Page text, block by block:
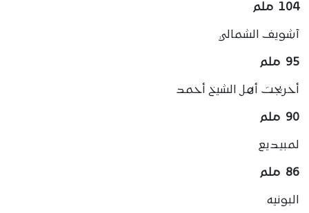
104 ملم
آشويف الشمالي
95 ملم
أحريجت أهل الشيخ أحمد
90 ملم
لمبيديع
86 ملم
البونيه